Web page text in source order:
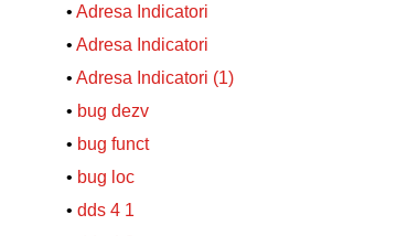
• Adresa Indicatori
• Adresa Indicatori
• Adresa Indicatori (1)
• bug dezv
• bug funct
• bug loc
• dds 4 1